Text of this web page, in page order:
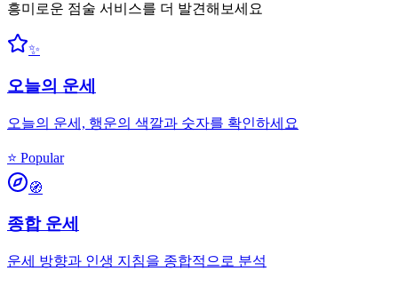
흥미로운 점술 서비스를 더 발견해보세요
✨
오늘의 운세
오늘의 운세, 행운의 색깔과 숫자를 확인하세요
⭐ Popular
🧭
종합 운세
운세 방향과 인생 지침을 종합적으로 분석